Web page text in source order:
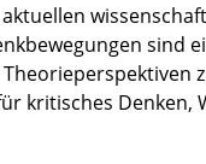
sind
kritisches Denken,